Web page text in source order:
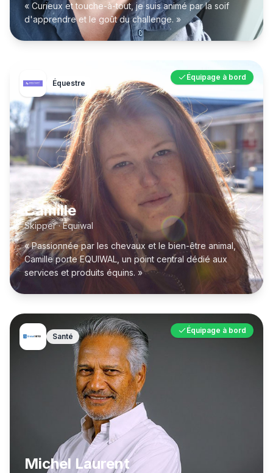
« Curieux et touche-à-tout, je suis animé par la soif
d'apprendre et le goût du challenge. »
Équestre
Équipage à bord
Camille
Skipper · Equiwal
« Passionnée par les chevaux et le bien-être animal,
Camille porte EQUIWAL, un point central dédié aux
services et produits équins. »
Santé
Équipage à bord
Michel Laurent